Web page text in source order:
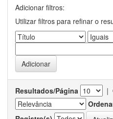
Adicionar filtros:
Utilizar filtros para refinar o
Resultados/Página |